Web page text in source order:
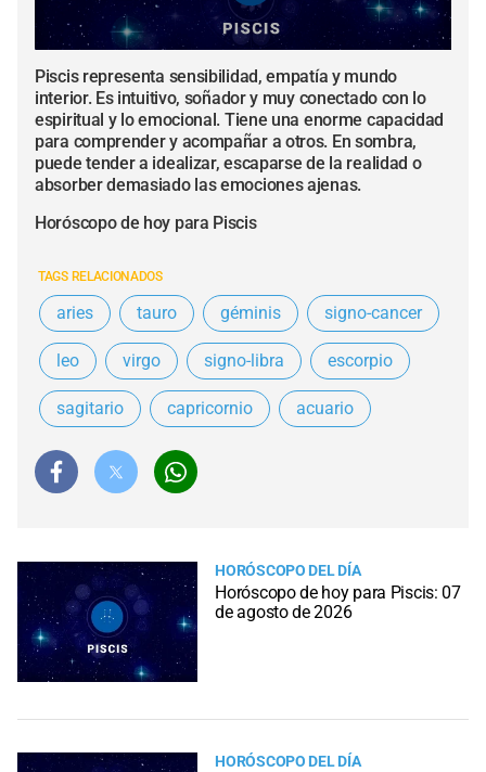
Piscis representa sensibilidad, empatía y mundo
interior. Es intuitivo, soñador y muy conectado con lo
espiritual y lo emocional. Tiene una enorme capacidad
para comprender y acompañar a otros. En sombra,
puede tender a idealizar, escaparse de la realidad o
absorber demasiado las emociones ajenas.
Horóscopo de hoy para Piscis
TAGS RELACIONADOS
aries tauro géminis signo-cancer
leo virgo signo-libra escorpio
sagitario capricornio acuario
HORÓSCOPO DEL DÍA
Horóscopo de hoy para Piscis: 07
de agosto de 2026
HORÓSCOPO DEL DÍA